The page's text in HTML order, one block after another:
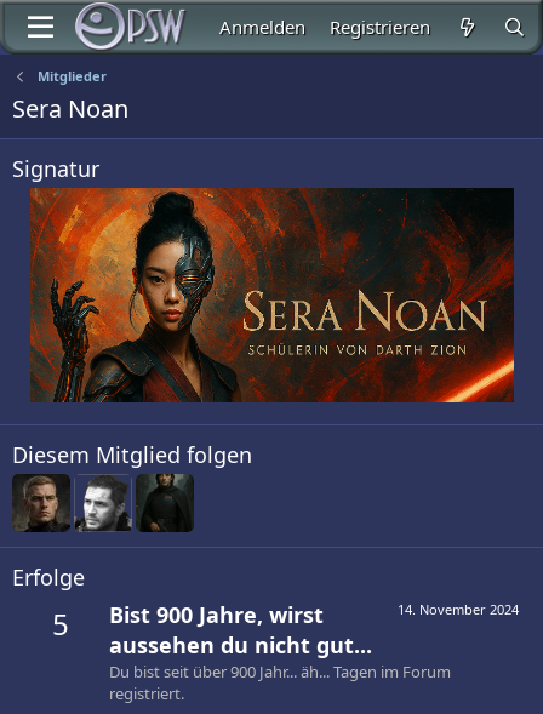
Anmelden Registrieren
Mitglieder
Sera Noan
Signatur
Diesem Mitglied folgen
Erfolge
5 14. November 2024
Bist 900 Jahre, wirst
aussehen du nicht gut...
Du bist seit über 900 Jahr... äh... Tagen im Forum
registriert.